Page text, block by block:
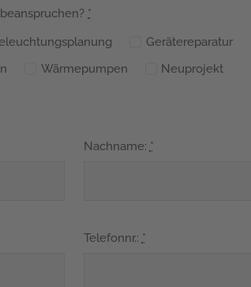
*
Gerätereparatur
Wärmepumpen
Neuprojekt
Nachname: *
Telefonnr.: *